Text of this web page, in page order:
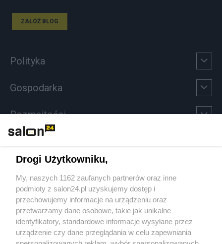
ZAŁÓŻ BLOG
Polityka
Gospodarka
Rozmaitości
Sport
Społeczeństwo
Kultura
Drogi Użytkowniku,
My, naszych 1162 zaufanych partnerów oraz inne
podmioty z salon24.pl uzyskujemy dostęp i
przechowujemy informacje na urządzeniu oraz
przetwarzamy dane osobowe, takie jak unikalne
identyfikatory, standardowe informacje wysyłane przez
urządzenie czy dane przeglądania w celu zapewniania